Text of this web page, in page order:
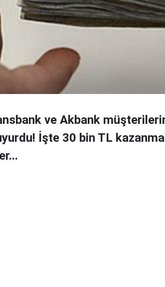
ve Akbank
İşte 30 bin TL